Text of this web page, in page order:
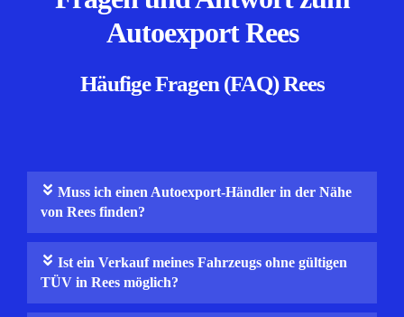
Autoexport Rees
Häufige Fragen (FAQ) Rees
Muss ich einen Autoexport-Händler in der Nähe
von Rees finden?
Ist ein Verkauf meines Fahrzeugs ohne gültigen
TÜV in Rees möglich?